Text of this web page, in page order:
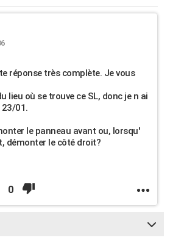
réponse très complète. Je vous
lieu où se trouve ce SL, donc je n ai
23/01.
le panneau avant ou, lorsqu'
démonter le côté droit?
0